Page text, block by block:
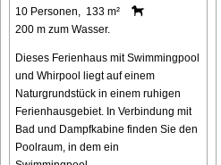
10 Personen, 133 m²
200 m zum Wasser.
Dieses Ferienhaus mit Swimmingpool
und Whirpool liegt auf einem
Naturgrundstück in einem ruhigen
Ferienhausgebiet. In Verbindung mit
Bad und Dampfkabine finden Sie den
Poolraum, in dem ein